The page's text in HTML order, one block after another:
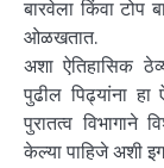
बारवेला किंवा टोप
ओळखतात.
अशा ऐतिहासिक
पुढील पिढ्यांना
पुरातत्व
केल्या पाहिजे अशी